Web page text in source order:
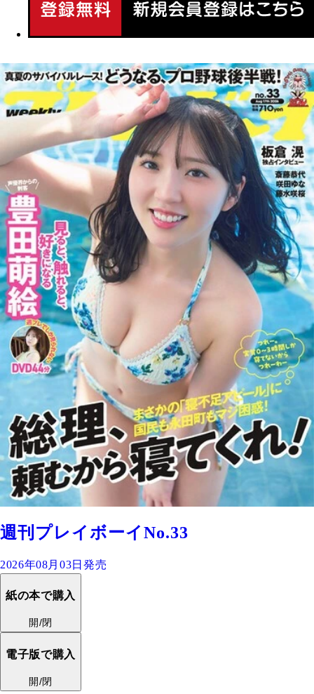
週刊プレイボーイNo.33
2026年08月03日発売
紙の本で購入
開/閉
電子版で購入
開/閉